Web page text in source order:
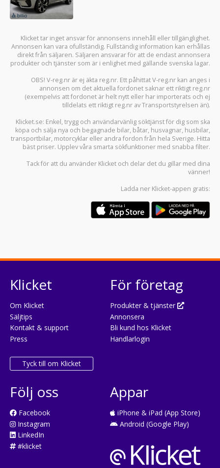
Klicket tar inget ansvar för annonsens innehåll eller tillgänglighet.
Annonsen kan vara ofullständig. Fullständig information kan erhållas
direkt från säljaren. Säljaren ansvarar för att de endast annonsera
produkter och tjänster som är i enlighet med gällande svenska lagar.
OBS! V-reg.nr är ej äkta reg.nr. Ett påhittat V-reg.nr kan anges i
annonsen om det aktuella fordonet saknar ett riktigt reg.nr
(exempelvis att fordonet är helt nytt eller har importerats och ej
tilldelats ett riktigt reg.nr av Transportstyrelsen än).
Klicket.se: Enkel, trygg och användarvänlig söktjänst för dig som ska
köpa och sälja nya och begagnade bilar, båtar, husvagnar, husbilar,
transportbilar, motorcyklar eller andra fordon från hela Sverige. Hitta
bäst priser. Upplev våra smarta sökfunktioner med snabba filter.
Tack för att du använder Klicket och delar det du gillar med dina
vänner!
Ladda ner Klicket-appen gratis:
Klicket
Om Klicket
Säljtips
Kontakt & support
Press
Tyck till om Klicket
För företag
Produkter & tjänster
Annonsera
Bli kund hos Klicket
Handlarlogin
Följ oss
Facebook
Instagram
LinkedIn
#klicket
Appar
iPhone & iPad (App Store)
Android (Google Play)